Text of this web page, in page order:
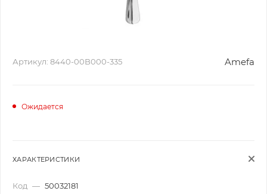
Артикул: 8440-00B000-335 Amefa
Ожидается
ХАРАКТЕРИСТИКИ
Код — 50032181